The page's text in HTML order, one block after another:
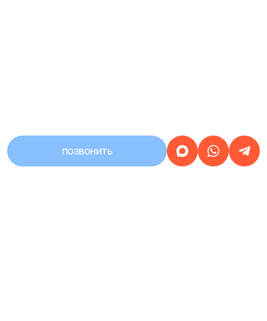
ПОЗВОНИТЬ